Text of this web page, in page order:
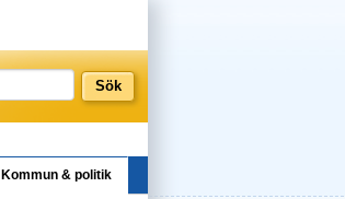
Kommun & politik